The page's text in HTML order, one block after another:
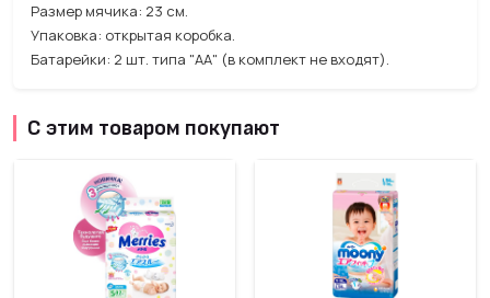
Размер мячика: 23 см.
Упаковка: открытая коробка.
Батарейки: 2 шт. типа "АА" (в комплект не входят).
С этим товаром покупают